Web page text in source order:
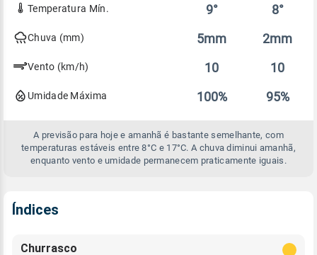
previsão
hoje
Temperatura Mín. 9° 8°
Chuva (mm) 5mm 2mm
Vento (km/h) 10 10
Umidade Máxima 100% 95%
A previsão para hoje e amanhã é bastante semelhante, com
temperaturas estáveis entre 8°C e 17°C. A chuva diminui amanhã,
enquanto vento e umidade permanecem praticamente iguais.
Índices
Churrasco